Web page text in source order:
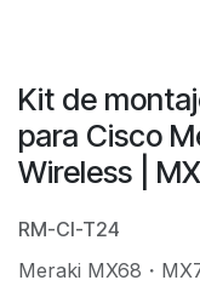
Kit de
para Cisco
Wireless |
RM-CI-T24
Meraki MX68・